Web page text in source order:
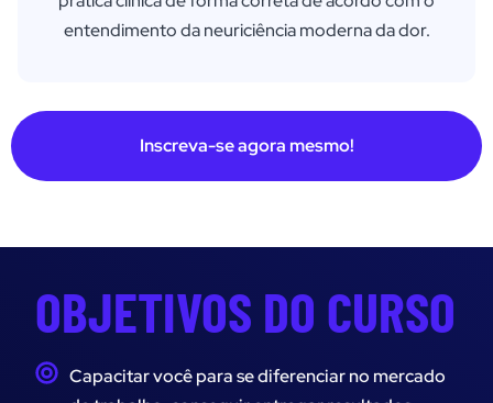
entendimento da neuriciência moderna da dor.
Inscreva-se agora mesmo!
OBJETIVOS DO CURSO
Capacitar você para se diferenciar no mercado